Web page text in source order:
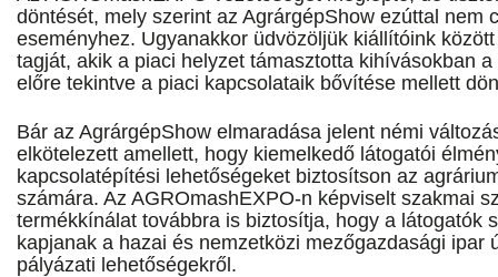
döntését, mely szerint az AgrárgépShow ezúttal nem
eseményhez. Ugyanakkor üdvözöljük kiállítóink
tagját, akik a piaci helyzet támasztotta kihívásokban
előre tekintve a piaci kapcsolataik bővítése mellett
Bár az AgrárgépShow elmaradása jelent némi
elkötelezett amellett, hogy kiemelkedő látogatói
kapcsolatépítési lehetőségeket biztosítson az
számára. Az AGROmashEXPO-n képviselt szakmai
termékkínálat továbbra is biztosítja, hogy a látogatók
kapjanak a hazai és nemzetközi mezőgazdasági ipar
pályázati lehetőségekről.